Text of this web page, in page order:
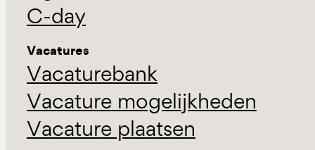
C-day
Vacatures
Vacaturebank
Vacature mogelijkheden
Vacature plaatsen